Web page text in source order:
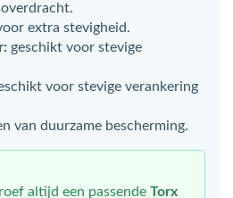
extra stevigheid.
geschikt voor stevige
voor stevige verankering
van duurzame bescherming.
altijd een passende Torx